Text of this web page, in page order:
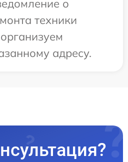
о
техники
адресу.